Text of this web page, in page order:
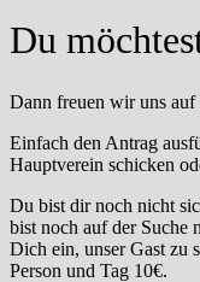
Du
Dann freuen wir uns auf
Einfach den Antrag
Hauptverein schicken
Du bist dir noch nicht
bist noch auf der Suche
Dich ein, unser Gast zu
Person und Tag 10€.